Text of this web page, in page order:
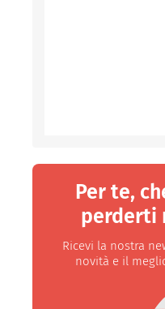
Per te,
perderti
Ricevi la nostra
novità e il